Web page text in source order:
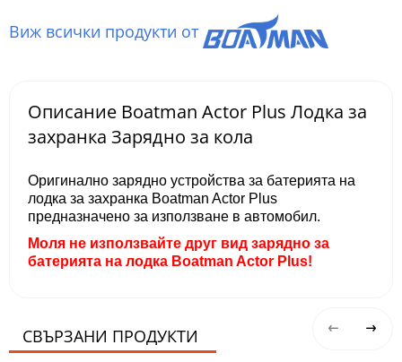
Виж всички продукти от
Описание Boatman Actor Plus Лодка за
захранка Зарядно за кола
Оригинално зарядно устройства за батерията на
лодка за захранка Boatman Actor Plus
предназначено за използване в автомобил.
Моля не използвайте друг вид зарядно за
батерията на лодка Boatman Actor Plus!
СВЪРЗАНИ ПРОДУКТИ